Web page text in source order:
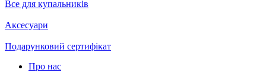
Все для купальників
Аксесуари
Подарунковий сертифікат
Про нас